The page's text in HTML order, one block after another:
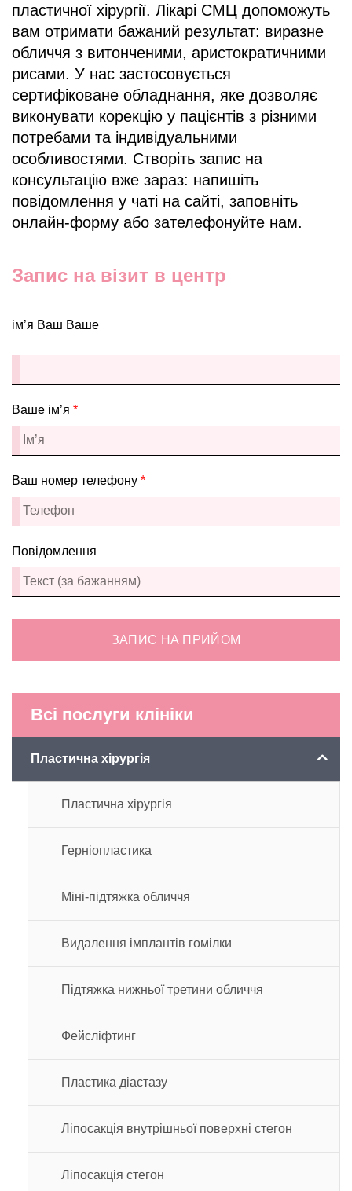
Всі послуги клініки
Пластична хірургія
Пластична хірургія
Герніопластика
Міні-підтяжка обличчя
Видалення імплантів гомілки
Підтяжка нижньої третини обличчя
Фейсліфтинг
Пластика діастазу
Ліпосакція внутрішньої поверхні стегон
Ліпосакція стегон
пластичної хірургії. Лікарі СМЦ допоможуть
вам отримати бажаний результат: виразне
обличчя з витонченими, аристократичними
рисами. У нас застосовується
сертифіковане обладнання, яке дозволяє
виконувати корекцію у пацієнтів з різними
потребами та індивідуальними
особливостями. Створіть запис на
консультацію вже зараз: напишіть
повідомлення у чаті на сайті, заповніть
онлайн-форму або зателефонуйте нам.
Запис на візит в центр
ім’я Ваш Ваше
Ваше ім’я *
Ваш номер телефону *
Повідомлення
ЗАПИС НА ПРИЙОМ